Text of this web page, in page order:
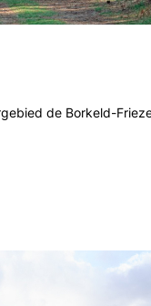
de Borkeld-